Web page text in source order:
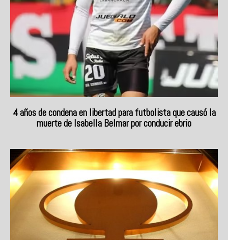
4 años de condena en libertad para futbolista que causó la
muerte de Isabella Belmar por conducir ebrio